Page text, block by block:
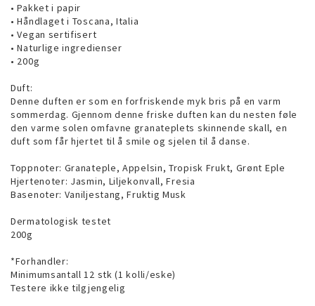
• Pakket i papir
• Håndlaget i Toscana, Italia
• Vegan sertifisert
• Naturlige ingredienser
• 200g
Duft:
Denne duften er som en forfriskende myk bris på en varm
sommerdag. Gjennom denne friske duften kan du nesten føle
den varme solen omfavne granateplets skinnende skall, en
duft som får hjertet til å smile og sjelen til å danse.
Toppnoter: Granateple, Appelsin, Tropisk Frukt, Grønt Eple
Hjertenoter: Jasmin, Liljekonvall, Fresia
Basenoter: Vaniljestang, Fruktig Musk
Dermatologisk testet
200g
*Forhandler:
Minimumsantall 12 stk (1 kolli/eske)
Testere ikke tilgjengelig